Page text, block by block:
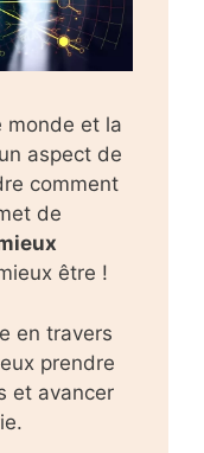
monde et la
aspect de
comment
de
être !
en travers
prendre
et avancer